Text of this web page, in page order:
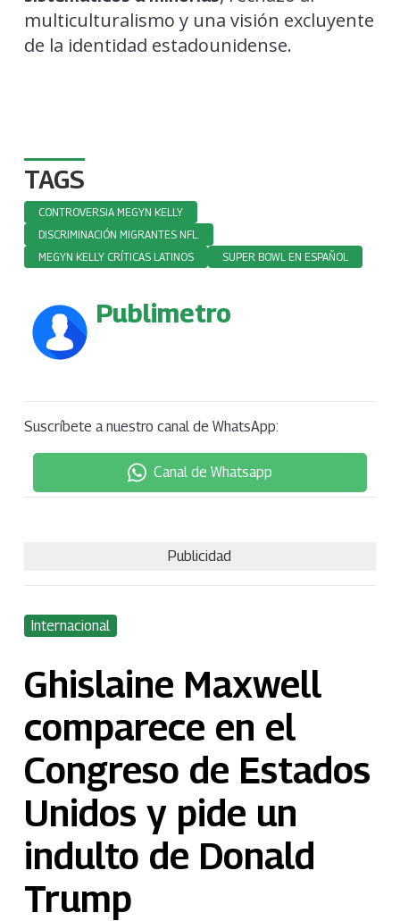
multiculturalismo y una visión excluyente
de la identidad estadounidense.
TAGS
CONTROVERSIA MEGYN KELLY
DISCRIMINACIÓN MIGRANTES NFL.
MEGYN KELLY CRÍTICAS LATINOS
SUPER BOWL EN ESPAÑOL
Publimetro
Suscríbete a nuestro canal de WhatsApp:
Canal de Whatsapp
Publicidad
Internacional
Ghislaine Maxwell
comparece en el
Congreso de Estados
Unidos y pide un
indulto de Donald
Trump